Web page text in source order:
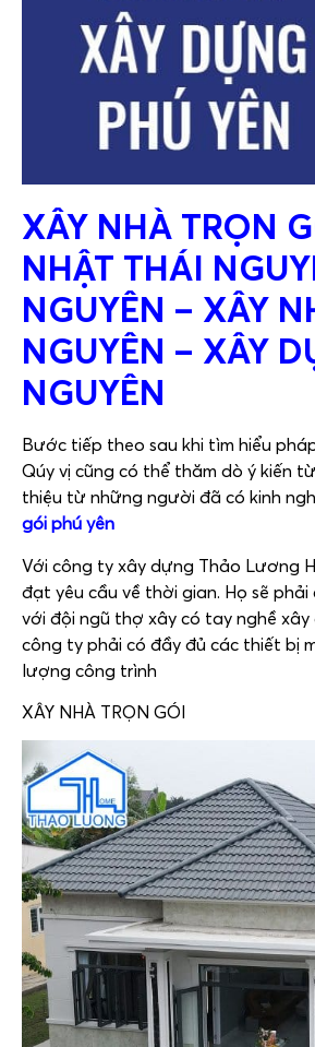
XÂY NHÀ TRỌN
NHẬT THÁI
NGUYÊN – XÂY
NGUYÊN – XÂY
NGUYÊN
Bước tiếp theo sau khi tìm hiểu
Qúy vị cũng có thể thăm dò ý kiến
thiệu từ những người đã có kinh
gói phú yên
Với công ty xây dựng Thảo Lương
đạt yêu cầu về thời gian. Họ sẽ
với đội ngũ thợ xây có tay nghề
công ty phải có đầy đủ các thiết bị
lượng công trình
XÂY NHÀ TRỌN GÓI